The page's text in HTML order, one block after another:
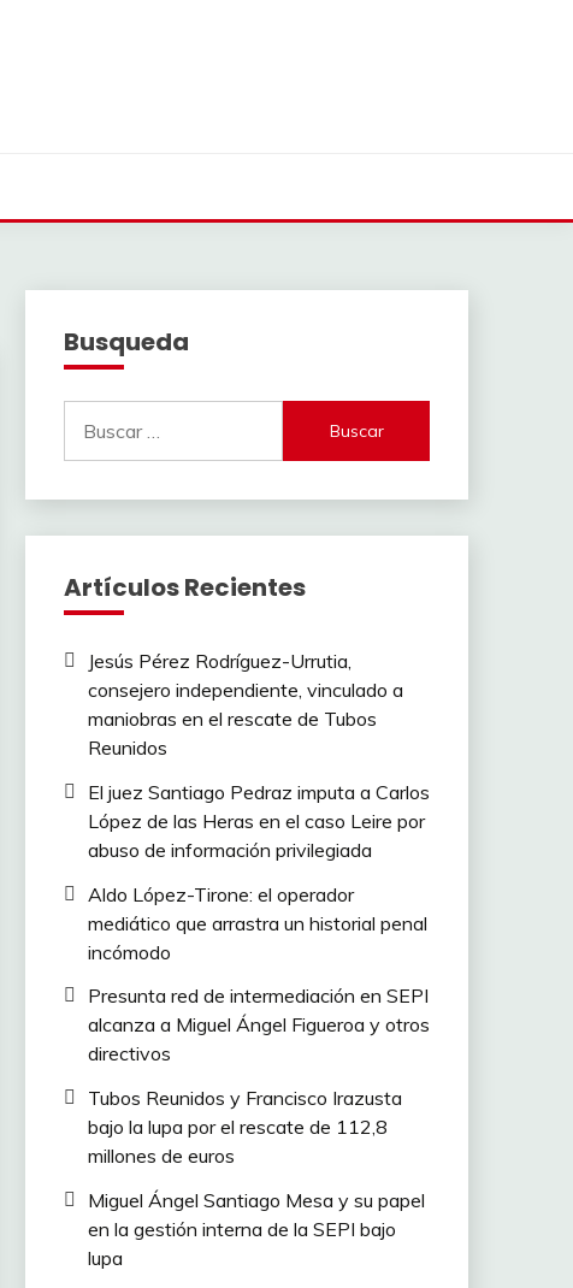
Busqueda
Artículos Recientes
Jesús Pérez Rodríguez-Urrutia,
consejero independiente, vinculado a
maniobras en el rescate de Tubos
Reunidos
El juez Santiago Pedraz imputa a Carlos
López de las Heras en el caso Leire por
abuso de información privilegiada
Aldo López-Tirone: el operador
mediático que arrastra un historial penal
incómodo
Presunta red de intermediación en SEPI
alcanza a Miguel Ángel Figueroa y otros
directivos
Tubos Reunidos y Francisco Irazusta
bajo la lupa por el rescate de 112,8
millones de euros
Miguel Ángel Santiago Mesa y su papel
en la gestión interna de la SEPI bajo
lupa